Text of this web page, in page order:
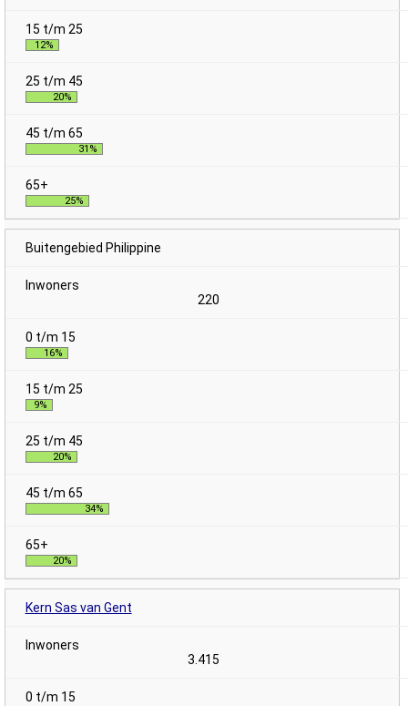
12%
20%
31%
25%
Buitengebied Philippine
220
16%
9%
20%
34%
20%
Kern Sas van Gent
3.415